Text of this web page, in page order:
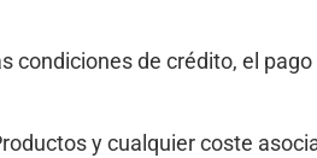
condiciones de crédito, el
y cualquier coste